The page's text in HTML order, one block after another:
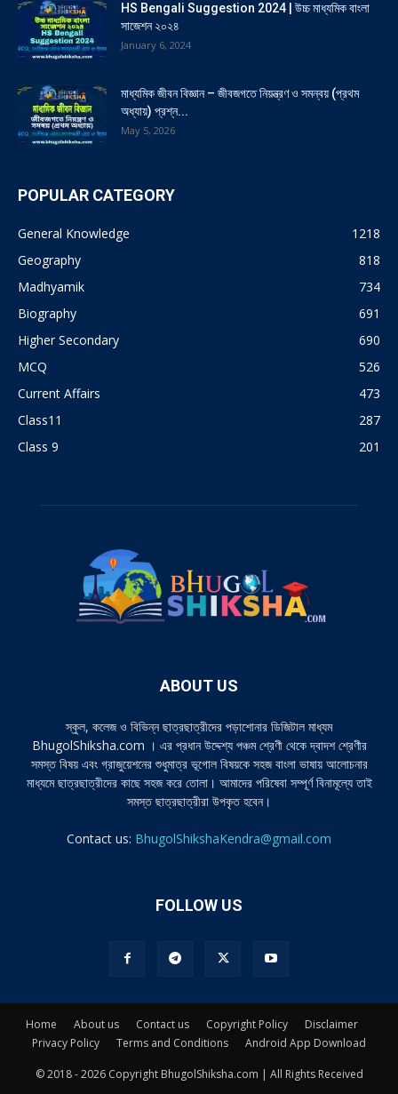
HS Bengali Suggestion 2024 | উচ্চ মাধ্যমিক বাংলা
সাজেশন ২০২৪
January 6, 2024
মাধ্যমিক জীবন বিজ্ঞান – জীবজগতে নিয়ন্ত্রণ ও সমন্বয় (প্রথম
অধ্যায়) প্রশ্ন...
May 5, 2026
POPULAR CATEGORY
General Knowledge
1218
Geography
818
Madhyamik
734
Biography
691
Higher Secondary
690
MCQ
526
Current Affairs
473
Class11
287
Class 9
201
ABOUT US
স্কুল, কলেজ ও বিভিন্ন ছাত্রছাত্রীদের পড়াশোনার ডিজিটাল মাধ্যম
BhugolShiksha.com । এর প্রধান উদ্দেশ্য পঞ্চম শ্রেণী থেকে দ্বাদশ শ্রেণীর
সমস্ত বিষয় এবং গ্রাজুয়েশনের শুধুমাত্র ভূগোল বিষয়কে সহজ বাংলা ভাষায় আলোচনার
মাধ্যমে ছাত্রছাত্রীদের কাছে সহজ করে তোলা। আমাদের পরিষেবা সম্পূর্ণ বিনামূল্যে তাই
সমস্ত ছাত্রছাত্রীরা উপকৃত হবেন।
Contact us: BhugolShikshaKendra@gmail.com
FOLLOW US
Home About us Contact us Copyright Policy
Disclaimer
Privacy Policy
Terms and Conditions Android App Download
© 2018 - 2026 Copyright BhugolShiksha.com | All Rights Received